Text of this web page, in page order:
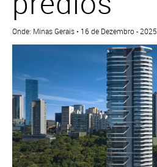
Onde: Minas Gerais • 16 de Dezembro - 2025